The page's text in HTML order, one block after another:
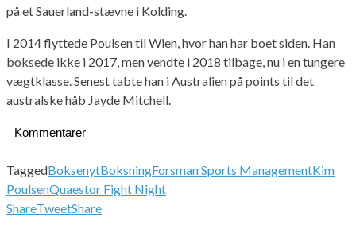
på et Sauerland-stævne i Kolding.
I 2014 flyttede Poulsen til Wien, hvor han har boet siden. Han
boksede ikke i 2017, men vendte i 2018 tilbage, nu i en tungere
vægtklasse. Senest tabte han i Australien på points til det
australske håb Jayde Mitchell.
Kommentarer
TaggedBoksenytBoksningForsman Sports ManagementKim
PoulsenQuaestor Fight Night
ShareTweetShare